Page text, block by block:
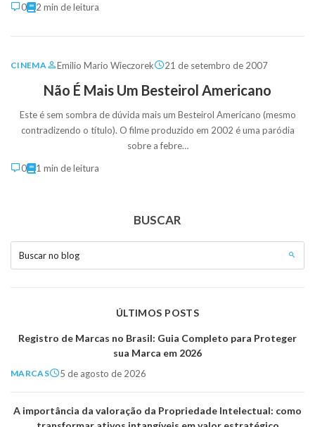
0
2 min de leitura
CINEMA Emilio Mario Wieczorek 21 de setembro de 2007
Não É Mais Um Besteirol Americano
Este é sem sombra de dúvida mais um Besteirol Americano (mesmo
contradizendo o título). O filme produzido em 2002 é uma paródia
sobre a febre…
0
1 min de leitura
BUSCAR
Buscar no blog
ÚLTIMOS POSTS
Registro de Marcas no Brasil: Guia Completo para Proteger
sua Marca em 2026
MARCAS 5 de agosto de 2026
A importância da valoração da Propriedade Intelectual: como